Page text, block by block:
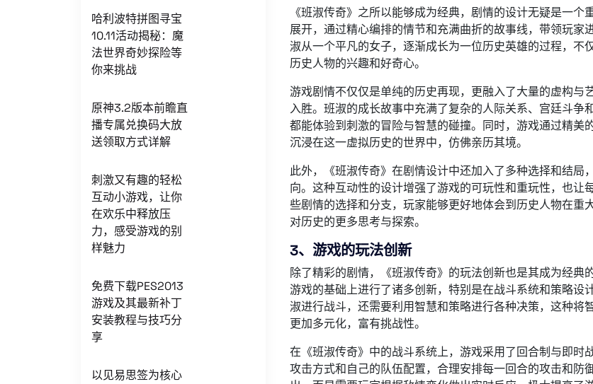
哈利波特拼图寻宝
10.11活动揭秘：魔
法世界奇妙探险等
你来挑战
原神3.2版本前瞻直
播专属兑换码大放
送领取方式详解
刺激又有趣的轻松
互动小游戏，让你
在欢乐中释放压
力，感受游戏的别
样魅力
免费下载PES2013
游戏及其最新补丁
安装教程与技巧分
享
以见易思签为核心
《班淑传奇》之所以能够成为经典，剧情的设计无疑是一
展开，通过精心编排的情节和充满曲折的故事线，带领玩家
淑从一个平凡的女子，逐渐成长为一位历史英雄的过程，不
历史人物的兴趣和好奇心。
游戏剧情不仅仅是单纯的历史再现，更融入了大量的虚构与
入胜。班淑的成长故事中充满了复杂的人际关系、宫廷斗争
都能体验到刺激的冒险与智慧的碰撞。同时，游戏通过精美
沉浸在这一虚拟历史的世界中，仿佛亲历其境。
此外，《班淑传奇》在剧情设计中还加入了多种选择和结局
向。这种互动性的设计增强了游戏的可玩性和重玩性，也让
些剧情的选择和分支，玩家能够更好地体会到历史人物在重
对历史的更多思考与探索。
3、游戏的玩法创新
除了精彩的剧情，《班淑传奇》的玩法创新也是其成为经典
游戏的基础上进行了诸多创新，特别是在战斗系统和策略设
淑进行战斗，还需要利用智慧和策略进行各种决策，这种将
更加多元化，富有挑战性。
在《班淑传奇》中的战斗系统上，游戏采用了回合制与即时
攻击方式和自己的队伍配置，合理安排每一回合的攻击和防